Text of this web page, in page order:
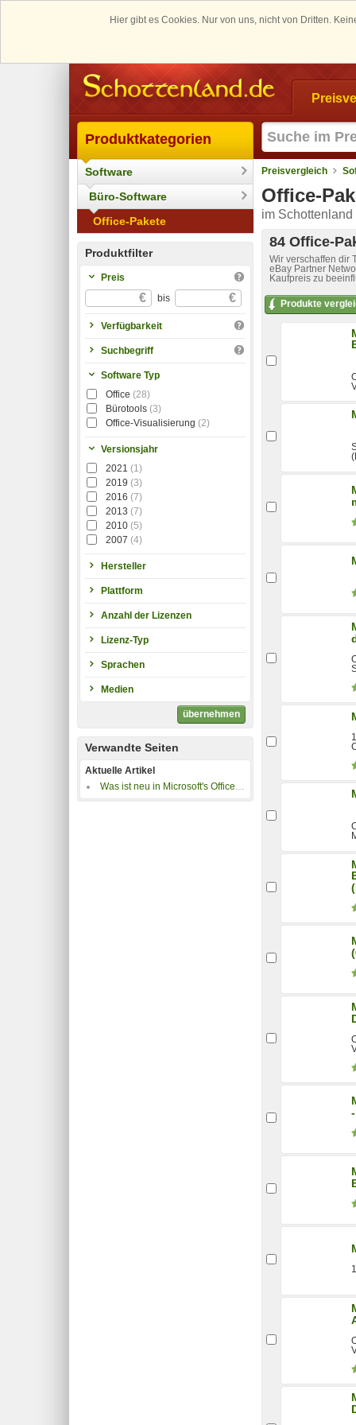
Hier gibt es Cookies. Nur von uns, nicht von Dritten.
Produktkategorien
Software
Büro-Software
Office-Pakete
Produktfilter
Preis
€ bis €
Verfügbarkeit
Suchbegriff
Software Typ
Office (28)
Bürotools (3)
Office-Visualisierung (2)
Versionsjahr
2021 (1)
2019 (3)
2016 (7)
2013 (7)
2010 (5)
2007 (4)
Hersteller
Plattform
Anzahl der Lizenzen
Lizenz-Typ
Sprachen
Medien
übernehmen
Verwandte Seiten
Aktuelle Artikel
Was ist neu in Microsoft's Office 2016, welche Varianten gibt es und was kosten sie?
Preisvergleich
Office-
im
84 Office-
Wir verschaffen dir
eBay Partner
Kaufpreis zu
Produkte